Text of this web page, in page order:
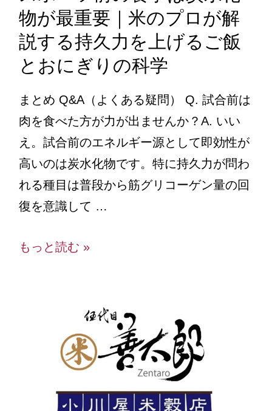
物が最重要｜米のプロが解
説する持久力を上げるご飯
とおにぎりの科学
まとめ Q&A（よくある疑問） Q. 試合前は
肉を食べた方が力が出ませんか？A. いい
え。試合前のエネルギー源として即効性が
高いのは炭水化物です。特に持久力が問わ
れる種目は普段から筋グリコーゲン量の回
復を意識して …
もっと読む »